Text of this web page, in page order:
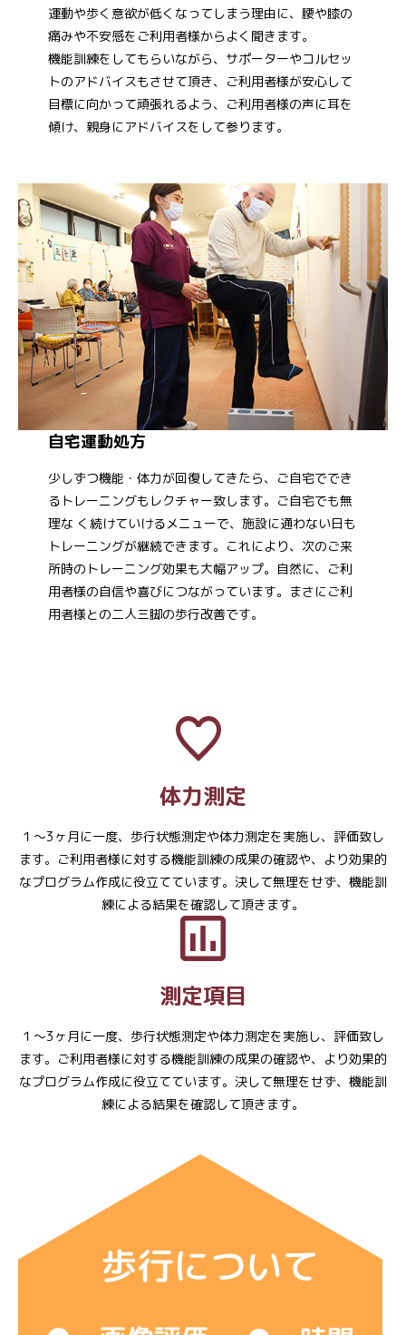
運動や歩く意欲が低くなってしまう理由に、腰や膝の
痛みや不安感をご利用者様からよく聞きます。
機能訓練をしてもらいながら、サポーターやコルセッ
トのアドバイスもさせて頂き、ご利用者様が安心して
目標に向かって頑張れるよう、ご利用者様の声に耳を
傾け、親身にアドバイスをして参ります。
自宅運動処方
少しずつ機能・体力が回復してきたら、ご自宅ででき
るトレーニングもレクチャー致します。ご自宅でも無
理な く続けていけるメニューで、施設に通わない日も
トレーニングが継続できます。これにより、次のご来
所時のトレーニング効果も大幅アップ。自然に、ご利
用者様の自信や喜びにつながっています。まさにご利
用者様との二人三脚の歩行改善です。
体力測定
１～3ヶ月に一度、歩行状態測定や体力測定を実施し、評価致し
ます。ご利用者様に対する機能訓練の成果の確認や、より効果的
なプログラム作成に役立てています。決して無理をせず、機能訓
練による結果を確認して頂きます。
測定項目
１～3ヶ月に一度、歩行状態測定や体力測定を実施し、評価致し
ます。ご利用者様に対する機能訓練の成果の確認や、より効果的
なプログラム作成に役立てています。決して無理をせず、機能訓
練による結果を確認して頂きます。